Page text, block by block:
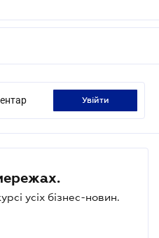
увійти
усіх бізнес-новин.